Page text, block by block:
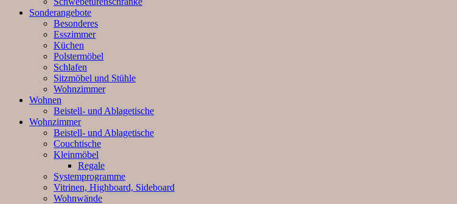
Sonderangebote
Besonderes
Esszimmer
Küchen
Polstermöbel
Schlafen
Sitzmöbel und Stühle
Wohnzimmer
Wohnen
Beistell- und Ablagetische
Wohnzimmer
Beistell- und Ablagetische
Couchtische
Kleinmöbel
Regale
Systemprogramme
Vitrinen, Highboard, Sideboard
Wohnwände